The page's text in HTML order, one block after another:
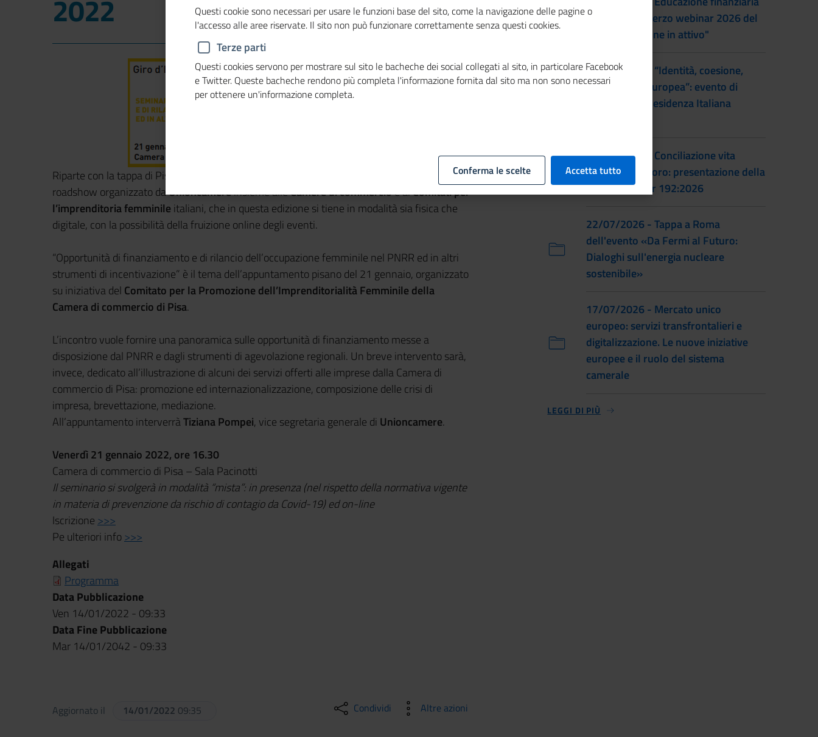
2022
Riparte con la tappa di Pisa il tredicesimo "
", il
roadshow organizzato daUnioncamereinsieme alleCamere di commercioe aiComitati per
l’imprenditoria femminileitaliani, che in questa edizione si tiene in modalità sia fisica che
digitale, con la possibilità della fruizione online degli eventi.
“Opportunità di finanziamento e di rilancio dell’occupazione femminile nel PNRR ed in altri
strumenti di incentivazione” è il tema dell’appuntamento pisano del 21 gennaio, organizzato
su iniziativa del Comitato per la Promozione dell’Imprenditorialità Femminile della
Camera di commercio di Pisa.
L’incontro vuole fornire una panoramica sulle opportunità di finanziamento messe a
disposizione dal PNRR e dagli strumenti di agevolazione regionali. Un breve intervento sarà,
invece, dedicato all’illustrazione di alcuni dei servizi offerti alle imprese dalla Camera di
commercio di Pisa: promozione ed internazionalizzazione, composizione delle crisi di
impresa, brevettazione, mediazione.
All’appuntamento interverràTiziana Pompei, vice segretaria generale di Unioncamere.
Venerdì 21 gennaio 2022, ore 16.30
Camera di commercio di Pisa – Sala Pacinotti
Il seminario si svolgerà in modalità “mista”: in presenza (nel rispetto della normativa vigente
in materia di prevenzione da rischio di contagio da Covid-19) ed on-line
Iscrizione >>>
Pe ulteriori info >>>
Allegati
Programma
Data Pubblicazione
Ven 14/01/2022 - 09:33
Data Fine Pubblicazione
Mar 14/01/2042 - 09:33
Aggiornato il 14/01/2022 09:35 Condividi Altre azioni
al femminile: terzo webinar 2026 del
progetto "Donne in attivo"
28/07/2026 - “Identità, coesione,
integrazione europea”: evento di
lancio della Presidenza Italiana
22/07/2026 - Conciliazione vita
familiare e lavoro: presentazione della
prassi UNI/Pdr 192:2026
22/07/2026 - Tappa a Roma
dell'evento «Da Fermi al Futuro:
Dialoghi sull'energia nucleare
sostenibile»
17/07/2026 - Mercato unico
europeo: servizi transfrontalieri e
digitalizzazione. Le nuove iniziative
europee e il ruolo del sistema
camerale
LEGGI DI PIÙ
Questi cookie sono necessari per usare le funzioni base del sito, come la navigazione delle pagine o
l'accesso alle aree riservate. Il sito non può funzionare correttamente senza questi cookies.
Terze parti
Questi cookies servono per mostrare sul sito le bacheche dei social collegati al sito, in particolare Facebook
e Twitter. Queste bacheche rendono più completa l'informazione fornita dal sito ma non sono necessari
per ottenere un'informazione completa.
Conferma le scelte Accetta tutto